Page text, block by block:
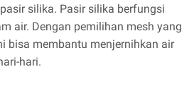
silika. Pasir silika berfungsi
air. Dengan pemilihan mesh yang
bisa membantu menjernihkan air
hari.